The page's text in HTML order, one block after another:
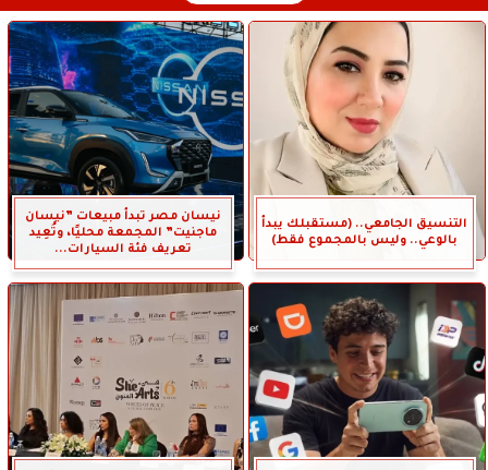
التنسيق الجامعي.. (مستقبلك يبدأ
بالوعي.. وليس بالمجموع فقط)
نيسان مصر تبدأ مبيعات ”نيسان
ماجنيت” المجمعة محليًا، وتُعِيد
تعريف فئة السيارات...